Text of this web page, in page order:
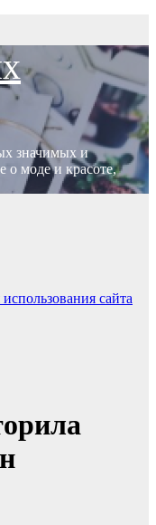
значимых и
о моде и красоте,
сайта